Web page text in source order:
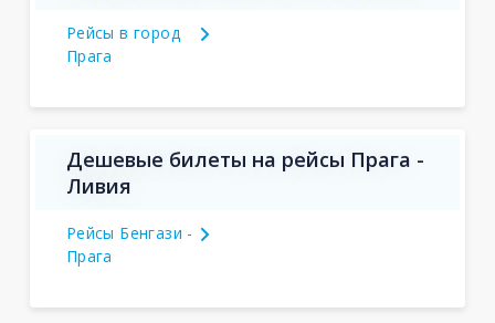
Рейсы в город
Прага
Дешевые билеты на рейсы Прага -
Ливия
Рейсы Бенгази -
Прага